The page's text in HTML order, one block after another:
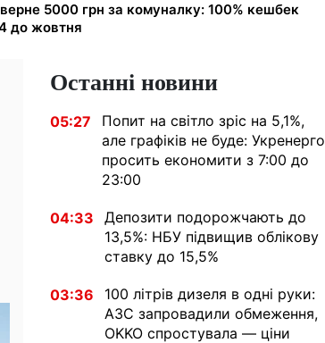
5000 грн за комуналку: 100% кешбек
до жовтня
Останні новини
05:27
Попит на світло зріс на 5,1%,
але графіків не буде: Укренерго
просить економити з 7:00 до
23:00
04:33
Депозити подорожчають до
13,5%: НБУ підвищив облікову
ставку до 15,5%
03:36
100 літрів дизеля в одні руки:
АЗС запровадили обмеження,
OKKO спростувала — ціни